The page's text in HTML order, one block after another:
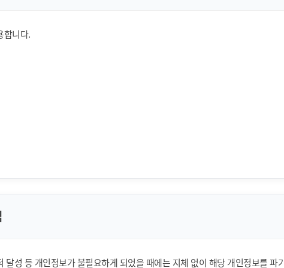
합니다.
달성 등 개인정보가 불필요하게 되었을 때에는 지체 없이 해당 개인정보를 파